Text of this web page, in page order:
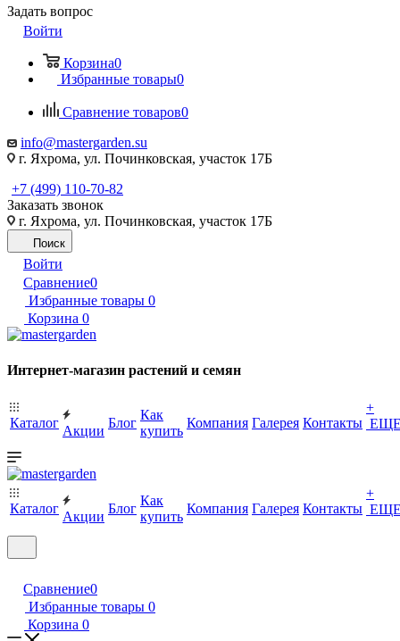
Задать вопрос
Войти
Корзина0
Избранные товары0
Сравнение товаров0
info@mastergarden.su
г. Яхрома, ул. Починковская, участок 17Б
+7 (499) 110-70-82
Заказать звонок
г. Яхрома, ул. Починковская, участок 17Б
Поиск
Войти
Сравнение0
Избранные товары 0
Корзина 0
Интернет-магазин растений и семян
Каталог
Акции
Блог
Как
купить
Компания Галерея Контакты
+
Каталог
Акции
Блог
Как
купить
Компания Галерея Контакты
+
Сравнение0
Избранные товары 0
Корзина 0